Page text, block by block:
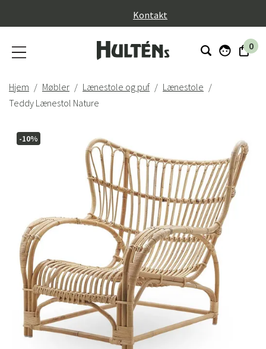
Kontakt
0
Hjem Møbler Lænestole og puf
Lænestole
Teddy Lænestol Nature
-10%